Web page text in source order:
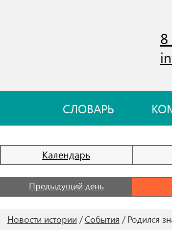
СЛОВАРЬ
Календарь
Предыдущий день
Новости истории События Родился